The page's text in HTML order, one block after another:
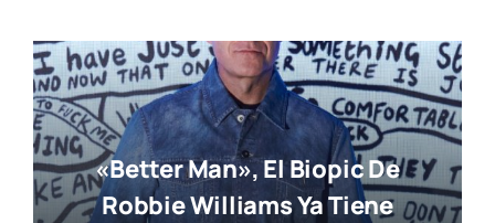
«Better Man», El Biopic De
Robbie Williams Ya Tiene